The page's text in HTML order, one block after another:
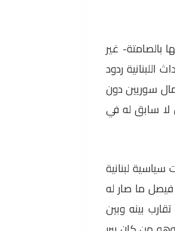
بالصامتة- غير
ردود
سوريين دون
لا سابق له في
لبنانية
ما صار له
بينه وبين